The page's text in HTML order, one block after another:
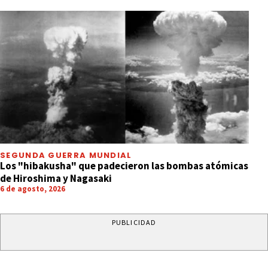
SEGUNDA GUERRA MUNDIAL
Los "hibakusha" que padecieron las bombas atómicas
de Hiroshima y Nagasaki
6 de agosto, 2026
PUBLICIDAD